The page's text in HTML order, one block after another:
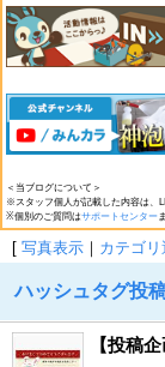
＜当ブログについて＞
※スタッフ個人が記載した内容は、
※個別のご質問はサポートセンター
[ 写真表示 ｜ カテゴリ
ハッシュタグ投
【投稿